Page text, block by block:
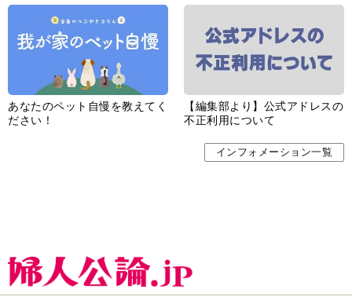
あなたのペット自慢を教えてく
ださい！
【編集部より】公式アドレスの
不正利用について
インフォメーション一覧